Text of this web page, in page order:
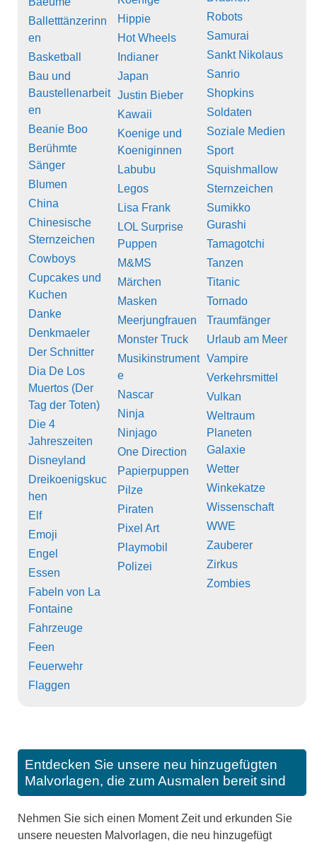
Balletttänzerinn
en
Basketball
Bau und
Baustellenarbeit
en
Beanie Boo
Berühmte
Sänger
Blumen
China
Chinesische
Sternzeichen
Cowboys
Cupcakes und
Kuchen
Danke
Denkmaeler
Der Schnitter
Dia De Los
Muertos (Der
Tag der Toten)
Die 4
Jahreszeiten
Disneyland
Dreikoenigskuc
hen
Elf
Emoji
Engel
Essen
Fabeln von La
Fontaine
Fahrzeuge
Feen
Feuerwehr
Flaggen
Hippie
Hot Wheels
Indianer
Japan
Justin Bieber
Kawaii
Koenige und
Koeniginnen
Labubu
Legos
Lisa Frank
LOL Surprise
Puppen
M&MS
Märchen
Masken
Meerjungfrauen
Monster Truck
Musikinstrument
e
Nascar
Ninja
Ninjago
One Direction
Papierpuppen
Pilze
Piraten
Pixel Art
Playmobil
Polizei
Robots
Samurai
Sankt Nikolaus
Sanrio
Shopkins
Soldaten
Soziale Medien
Sport
Squishmallow
Sternzeichen
Sumikko
Gurashi
Tamagotchi
Tanzen
Titanic
Tornado
Traumfänger
Urlaub am Meer
Vampire
Verkehrsmittel
Vulkan
Weltraum
Planeten
Galaxie
Wetter
Winkekatze
Wissenschaft
WWE
Zauberer
Zirkus
Zombies
Entdecken Sie unsere neu hinzugefügten
Malvorlagen, die zum Ausmalen bereit sind
Nehmen Sie sich einen Moment Zeit und erkunden Sie
unsere neuesten Malvorlagen, die neu hinzugefügt